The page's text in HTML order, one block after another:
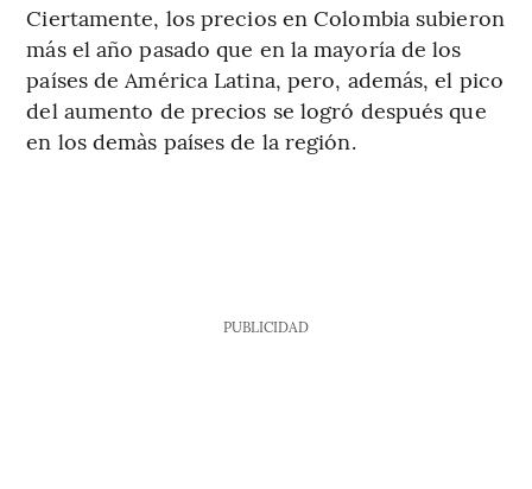
Ciertamente, los precios en Colombia subieron
más el año pasado que en la mayoría de los
países de América Latina, pero, además, el pico
del aumento de precios se logró después que
en los demàs países de la región.
PUBLICIDAD